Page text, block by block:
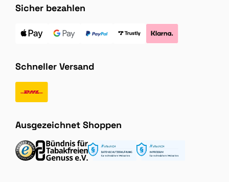
Sicher bezahlen
Schneller Versand
Ausgezeichnet Shoppen